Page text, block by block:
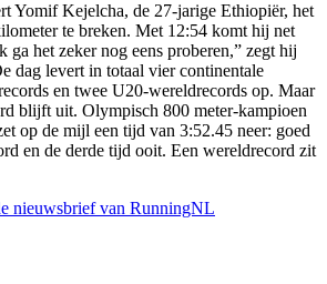
Yomif Kejelcha, de 27-jarige Ethiopiër, het
te breken. Met 12:54 komt hij net
ga het zeker nog eens proberen,” zegt hij
dag levert in totaal vier continentale
en twee U20-wereldrecords op. Maar
blijft uit. Olympisch 800 meter-kampioen
op de mijl een tijd van 3:52.45 neer: goed
en de derde tijd ooit. Een wereldrecord zit
nieuwsbrief van RunningNL